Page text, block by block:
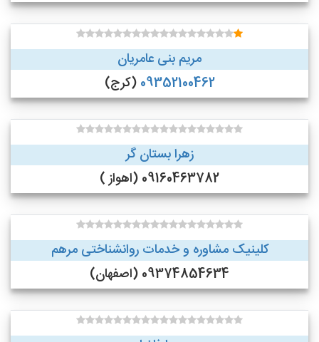
مریم بنی عامریان
09352100462 (کرج)
زهرا بستان گر
09160463782 (اهواز )
کلینیک مشاوره و خدمات روانشناختی مرهم
09374854634 (اصفهان)